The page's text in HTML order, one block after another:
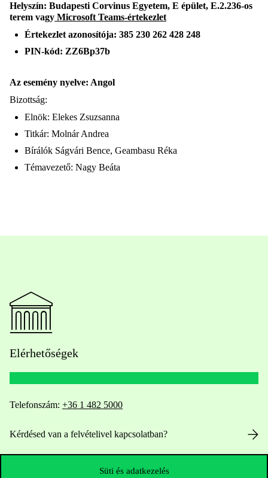
Süti és adatkezelés
Helyszín: Budapesti Corvinus Egyetem, E épület, E.2.236-os
terem vagy Microsoft Teams-értekezlet
Értekezlet azonosítója: 385 230 262 428 248
PIN-kód: ZZ6Bp37b
Az esemény nyelve: Angol
Bizottság:
Elnök: Elekes Zsuzsanna
Titkár: Molnár Andrea
Bírálók Ságvári Bence, Geambasu Réka
Témavezető: Nagy Beáta
Elérhetőségek
Telefonszám: +36 1 482 5000
Kérdésed van a felvételivel kapcsolatban?